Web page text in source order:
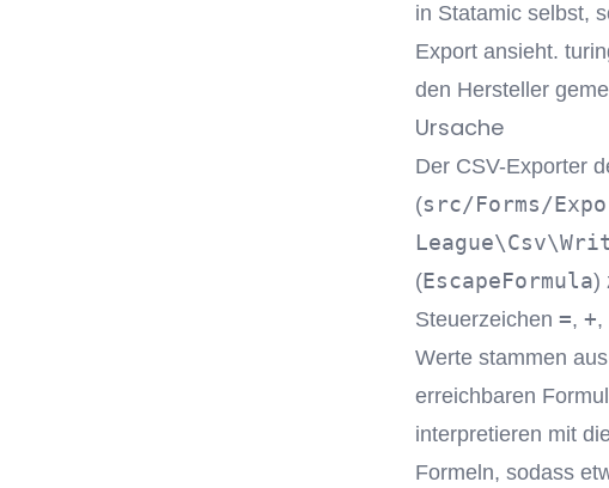
in Statamic selbst,
Export ansieht.
den Hersteller
Ursache
Der CSV-Exporter
(src/Forms/
(EscapeFormula)
Steuerzeichen =, +,
Werte stammen
erreichbaren
interpretieren mit
Formeln, sodass